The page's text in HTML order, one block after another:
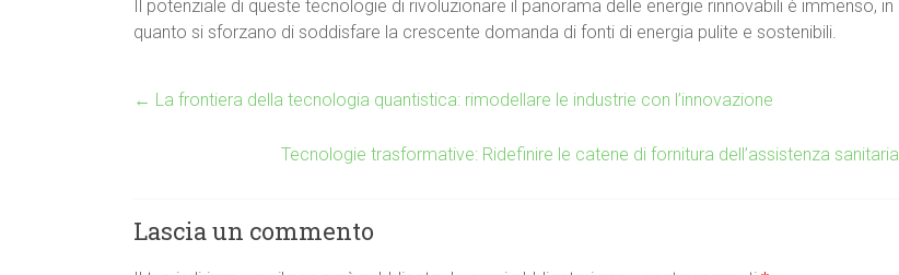
Il potenziale di queste tecnologie di rivoluzionare il panorama delle energie rinnovabili è immenso, in
quanto si sforzano di soddisfare la crescente domanda di fonti di energia pulite e sostenibili.
← La frontiera della tecnologia quantistica: rimodellare le industrie con l’innovazione
Tecnologie trasformative: Ridefinire le catene di fornitura dell’assistenza sanitaria
Lascia un commento